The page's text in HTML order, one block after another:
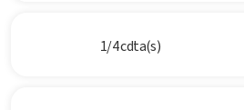
1/4 cdta(s)